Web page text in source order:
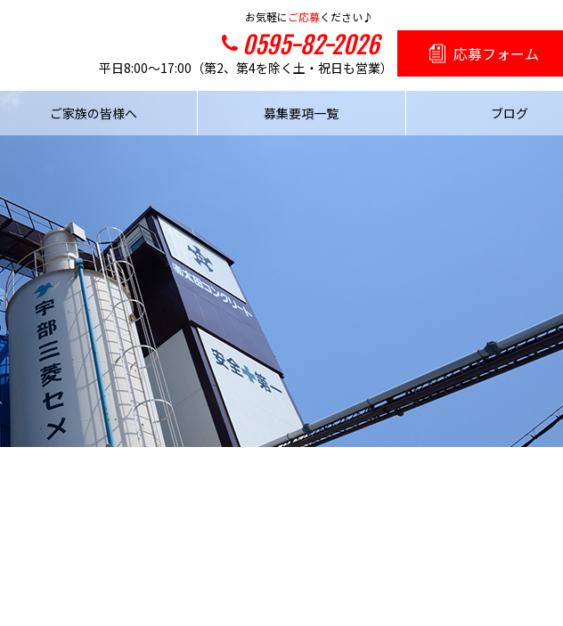
お気軽に ご応募ください♪
0595-82-2026
平日8:00～17:00（第2、第4を除く土・祝日も営業）
応募フォーム
ご家族の皆様へ 募集要項一覧 ブログ